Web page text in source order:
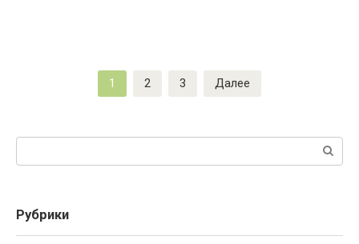
1 2 3 Далее
Поиск:
Рубрики